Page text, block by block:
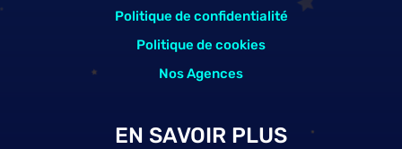
Politique de confidentialité
Politique de cookies
Nos Agences
EN SAVOIR PLUS